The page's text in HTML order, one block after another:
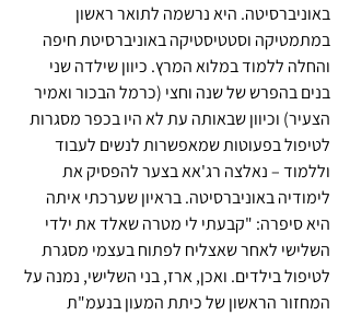
באוניברסיטה. היא נרשמה לתואר ראשון
במתמטיקה וסטטיסטיקה באוניברסיטת חיפה
והחלה ללמוד במלוא המרץ. כיוון שילדה שני
בנים בהפרש של שנה וחצי (כרמל הבכור ואמיר
הצעיר) וכיוון שבאותה עת לא היו בכפר מסגרות
לטיפול בפעוטות שמאפשרות לנשים לעבוד
וללמוד – נאלצה רג'אא בצער להפסיק את
לימודיה באוניברסיטה. בראיון שערכתי איתה
היא סיפרה: "קבעתי לי מטרה שאלד את ילדי
השלישי לאחר שאצליח לפתוח בעצמי מסגרת
לטיפול בילדים. ואכן, ארז, בני השלישי, נמנה על
המחזור הראשון של כיתת המעון בנעמ"ת